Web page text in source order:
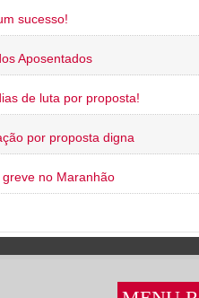
sucesso!
Aposentados
de luta por proposta!
por proposta digna
no Maranhão